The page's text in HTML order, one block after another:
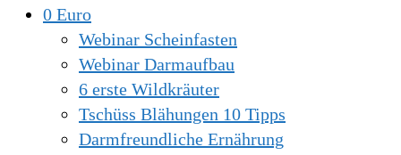
0 Euro
Webinar Scheinfasten
Webinar Darmaufbau
6 erste Wildkräuter
Tschüss Blähungen 10 Tipps
Darmfreundliche Ernährung